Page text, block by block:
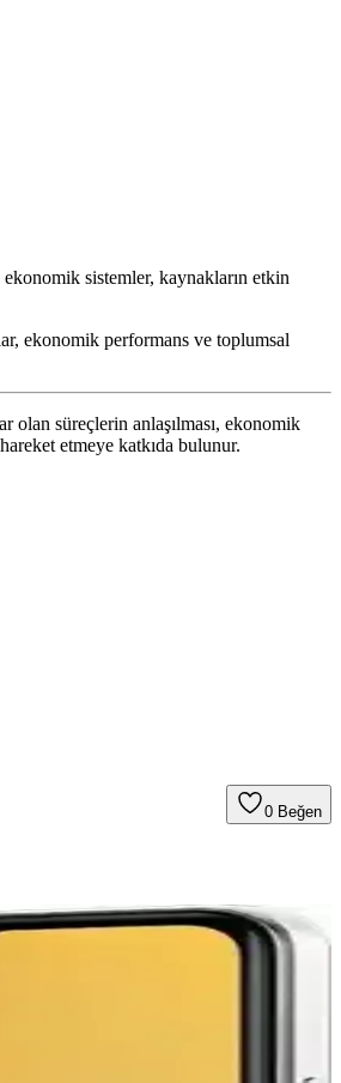
sistemler, kaynakların etkin
ekonomik performans ve toplumsal
olan süreçlerin anlaşılması, ekonomik
etmeye katkıda bulunur.
0 Beğen
alın.